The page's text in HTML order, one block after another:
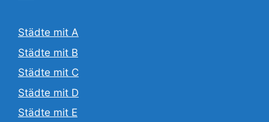
Städte mit A
Städte mit B
Städte mit C
Städte mit D
Städte mit E